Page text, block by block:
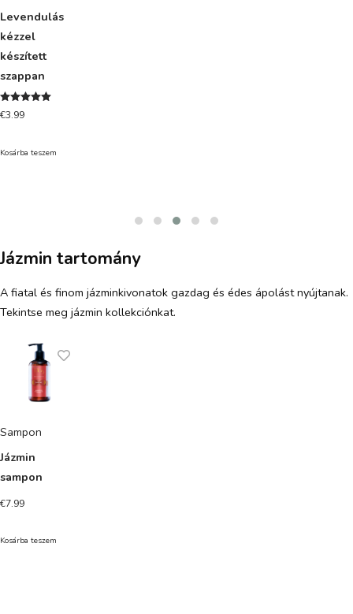
Levendulás
kézzel
készített
szappan
Értékelés:
5.00
€3.99
Kosárba teszem
Jázmin tartomány
A fiatal és finom jázminkivonatok gazdag és édes ápolást nyújtanak.
Tekintse meg jázmin kollekciónkat.
Sampon
Jázmin
sampon
€7.99
Kosárba teszem